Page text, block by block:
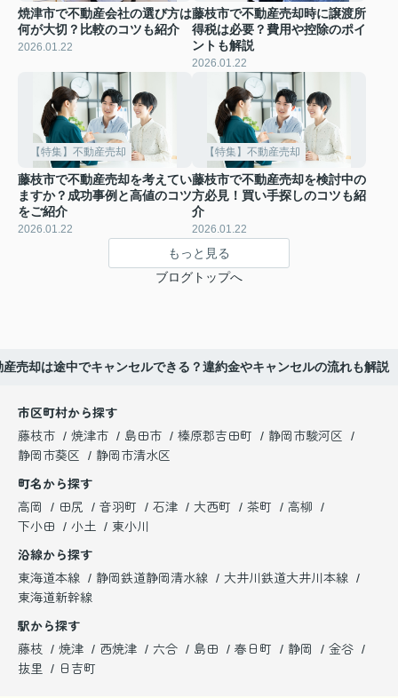
焼津市で不動産会社の選び方は
何が大切？比較のコツも紹介
2026.01.22
藤枝市で不動産売却時に譲渡所
得税は必要？費用や控除のポイ
ントも解説
2026.01.22
【特集】不動産売却
藤枝市で不動産売却を考えてい
ますか？成功事例と高値のコツ
をご紹介
2026.01.22
【特集】不動産売却
藤枝市で不動産売却を検討中の
方必見！買い手探しのコツも紹
介
2026.01.22
もっと見る
ブログトップへ
産売却は途中でキャンセルできる？違約金やキャンセルの流れも解説
市区町村から探す
藤枝市
焼津市 島田市 榛原郡吉田町
静岡市駿河区
静岡市葵区
静岡市清水区
町名から探す
高岡
田尻 音羽町 石津 大西町 茶町
高柳
下小田
小土
東小川
沿線から探す
東海道本線
静岡鉄道静岡清水線
大井川鉄道大井川本線
東海道新幹線
駅から探す
藤枝
焼津 西焼津 六合 島田 春日町 静岡
金谷
抜里
日吉町